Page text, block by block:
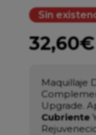
Sin
32,60€
Maquillaje
Upgrade.
Cubriente